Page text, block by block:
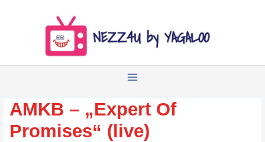
AMKB – „Expert Of
Promises“ (live)